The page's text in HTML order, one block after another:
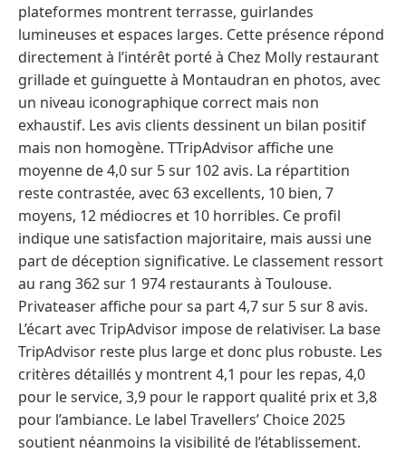
plateformes montrent terrasse, guirlandes
lumineuses et espaces larges. Cette présence répond
directement à l’intérêt porté à Chez Molly restaurant
grillade et guinguette à Montaudran en photos, avec
un niveau iconographique correct mais non
exhaustif. Les avis clients dessinent un bilan positif
mais non homogène. TTripAdvisor affiche une
moyenne de 4,0 sur 5 sur 102 avis. La répartition
reste contrastée, avec 63 excellents, 10 bien, 7
moyens, 12 médiocres et 10 horribles. Ce profil
indique une satisfaction majoritaire, mais aussi une
part de déception significative. Le classement ressort
au rang 362 sur 1 974 restaurants à Toulouse.
Privateaser affiche pour sa part 4,7 sur 5 sur 8 avis.
L’écart avec TripAdvisor impose de relativiser. La base
TripAdvisor reste plus large et donc plus robuste. Les
critères détaillés y montrent 4,1 pour les repas, 4,0
pour le service, 3,9 pour le rapport qualité prix et 3,8
pour l’ambiance. Le label Travellers’ Choice 2025
soutient néanmoins la visibilité de l’établissement.